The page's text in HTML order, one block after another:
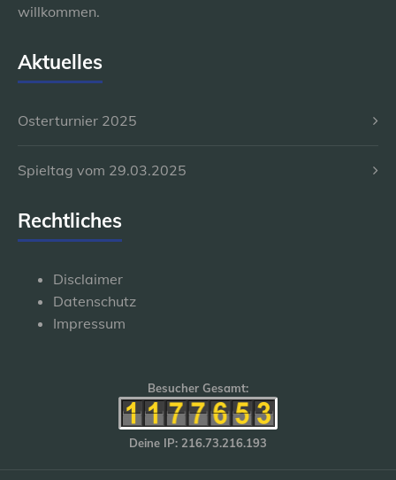
willkommen.
Aktuelles
Osterturnier 2025
Spieltag vom 29.03.2025
Rechtliches
Disclaimer
Datenschutz
Impressum
Besucher Gesamt:
Deine IP: 216.73.216.193